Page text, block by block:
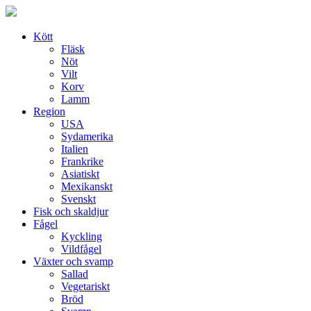
Skip
contentKött
Fläsk
Nöt
Vilt
Korv
Lamm
Region
USA
Sydamerika
Italien
Frankrike
Asiatiskt
Mexikanskt
Svenskt
Fisk och skaldjur
Fågel
Kyckling
Vildfågel
Växter och svamp
Sallad
Vegetariskt
Bröd